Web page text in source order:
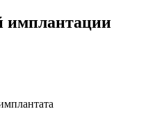
имплантации